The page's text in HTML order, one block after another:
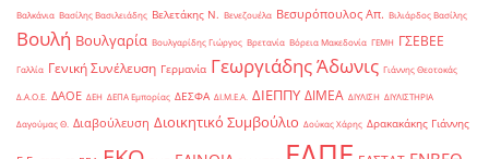
Βαλκάνια Βασίλης Βασιλειάδης Βελετάκης Ν. Βενεζουέλα Βεσυρόπουλος Απ. Βιλιάρδος Βασίλης
Βουλή Βουλγαρία Βουλγαρίδης Γιώργος Βρετανία Βόρεια Μακεδονία ΓΕΜΗ ΓΣΕΒΕΕ
Γαλλία Γενική Συνέλευση Γερμανία Γεωργιάδης Άδωνις Γιάννης Θεοτοκάς
Δ.Α.Ο.Ε. ΔΑΟΕ ΔΕΗ ΔΕΠΑ Εμπορίας ΔΕΣΦΑ ΔΙ.Μ.Ε.Α. ΔΙΕΠΠΥ ΔΙΜΕΑ ΔΙΥΛΙΣΗ ΔΙΥΛΙΣΤΗΡΙΑ
Δαγούμας Θ. Διαβούλευση Διοικητικό Συμβούλιο Δούκας Χάρης Δρακακάκης Γιάννης